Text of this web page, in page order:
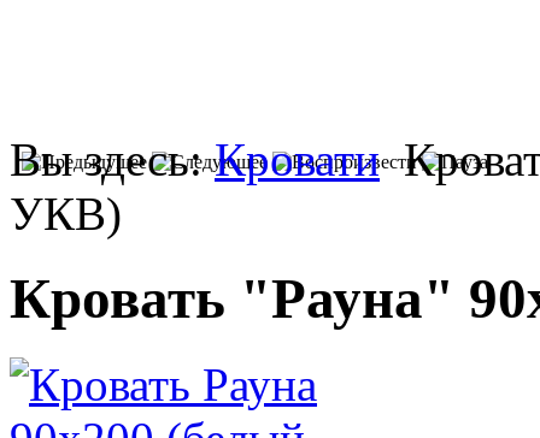
Вы здесь:Кровати
УКВ)
Кровать "Рауна"